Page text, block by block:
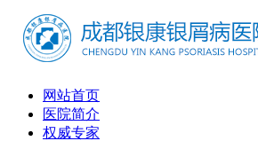
网站首页
医院简介
权威专家